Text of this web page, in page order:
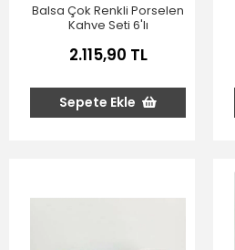
Balsa Çok Renkli Porselen
Kahve Seti 6'lı
2.115,90 TL
Sepete Ekle